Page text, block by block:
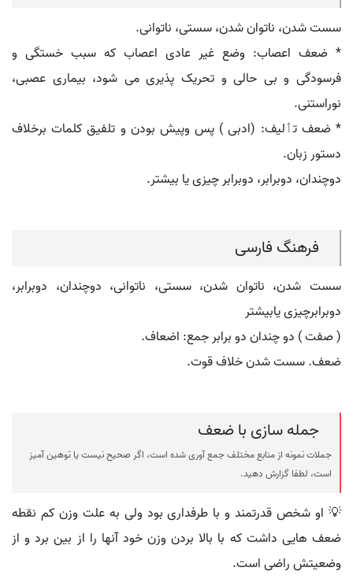
سست شدن، ناتوان شدن، سستی، ناتوانی.
* ضعف اعصاب: وضع غیر عادی اعصاب که سبب خستگی و
فرسودگی و بی حالی و تحریک پذیری می شود، بیماری عصبی،
نوراستنی.
* ضعف تٲلیف: (ادبی ) پس وپیش بودن و تلفیق کلمات برخلاف
دستور زبان.
دوچندان، دوبرابر، دوبرابر چیزی یا بیشتر.
فرهنگ فارسی
سست شدن، ناتوان شدن، سستی، ناتوانی، دوچندان، دوبرابر،
دوبرابرچیزی یابیشتر
( صفت ) دو چندان دو برابر جمع: اضعاف.
ضعف. سست شدن خلاف قوت.
جمله سازی با ضعف
جملات نمونه از منابع مختلف جمع آوری شده است، اگر صحیح نیست یا توهین آمیز
است، لطفا گزارش دهید.
💡 او شخص قدرتمند و با طرفداری بود ولی به علت وزن کم نقطه
ضعف هایی داشت که با بالا بردن وزن خود آنها را از بین برد و از
وضعیتش راضی است.